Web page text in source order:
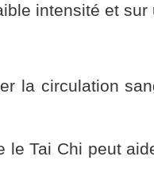
intensité et
la circulation
Tai Chi peut